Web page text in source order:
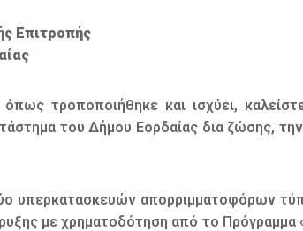
Επιτροπής
τροποποιήθηκε και ισχύει,
του Δήμου Εορδαίας δια ζώσης,
υπερκατασκευών απορριμματοφόρων
με χρηματοδότηση από το Πρόγραμμα